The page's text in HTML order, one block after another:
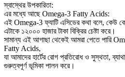
স্বাস্থের উপকারিতা:
এর মধ্যে আছে Omega-3 Fatty Acids:
এই Omega-3 ফ্যাটি এসিডের কথা বলে, কেউ
এটাকে ১২০০০ হাজার টাকা বিক্রির চেষ্টা করে।
সামান্য এই আগাছা থেকেই আমরা পেতে পারি
Fatty Acids,
যা আমাদের হার্টের রোগ প্রতিরোধ ও সুস্থতা,
গুরুত্বপূর্ণ ভূমিকা পালন করে।